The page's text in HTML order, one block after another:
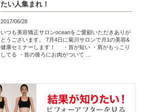
たい人集まれ！
2017/06/28
いつも美容矯正サロンoceanをご愛顧いただきありが
とうございます。 7月4日に菊川サロンで月1の美容&
健康セミナーします！ ・首が短い ・肩がもっこり
してる ・首の後ろにお肉がついて …